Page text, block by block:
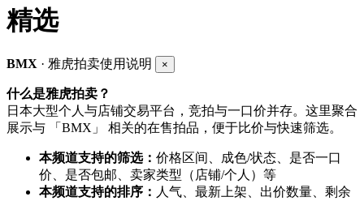
精选
BMX · 雅虎拍卖使用说明 ×
什么是雅虎拍卖？
日本大型个人与店铺交易平台，竞拍与一口价并存。这里聚合
展示与 「BMX」 相关的在售拍品，便于比价与快速筛选。
本频道支持的筛选： 价格区间、成色/状态、是否一口
价、是否包邮、卖家类型（店铺/个人）等
本频道支持的排序： 人气、最新上架、出价数量、剩余